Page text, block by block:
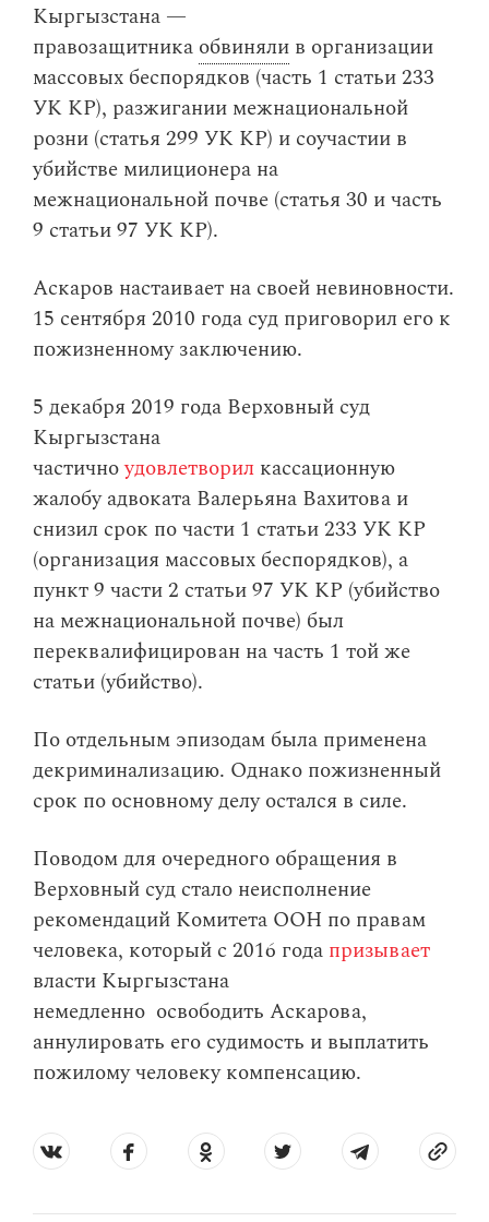
Кыргызстана —
правозащитника обвиняли в организации
массовых беспорядков (часть 1 статьи 233
УК КР), разжигании межнациональной
розни (статья 299 УК КР) и соучастии в
убийстве милиционера на
межнациональной почве (статья 30 и часть
9 статьи 97 УК КР).
Аскаров настаивает на своей невиновности.
15 сентября 2010 года суд приговорил его к
пожизненному заключению.
5 декабря 2019 года Верховный суд
Кыргызстана
частичноудовлетворил кассационную
жалобу адвоката Валерьяна Вахитова и
снизил срок по части 1 статьи 233 УК КР
(организация массовых беспорядков), а
пункт 9 части 2 статьи 97 УК КР (убийство
на межнациональной почве) был
переквалифицирован на часть 1 той же
статьи (убийство).
По отдельным эпизодам была применена
декриминализацию. Однако пожизненный
срок по основному делу остался в силе.
Поводом для очередного обращения в
Верховный суд стало неисполнение
рекомендаций Комитета ООН по правам
человека, который с 2016 года призывает
власти Кыргызстана
немедленно освободить Аскарова,
аннулировать его судимость и выплатить
пожилому человеку компенсацию.